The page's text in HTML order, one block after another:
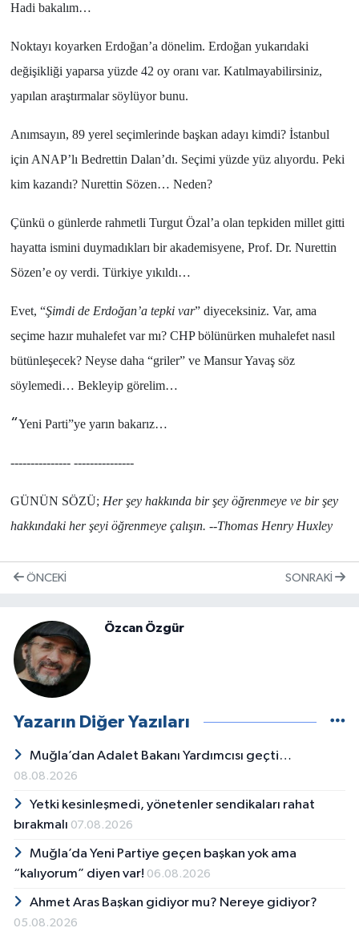
Hadi bakalım…
Noktayı koyarken Erdoğan’a dönelim. Erdoğan yukarıdaki
değişikliği yaparsa yüzde 42 oy oranı var. Katılmayabilirsiniz,
yapılan araştırmalar söylüyor bunu.
Anımsayın, 89 yerel seçimlerindebaşkan adayı kimdi? İstanbul
için ANAP’lı Bedrettin Dalan’dı. Seçimi yüzde yüz alıyordu. Peki
kim kazandı? Nurettin Sözen… Neden?
Çünkü o günlerde rahmetli Turgut Özal’a olan tepkiden millet gitti
hayatta ismini duymadıkları bir akademisyene, Prof. Dr. Nurettin
Sözen’e oy verdi. Türkiyeyıkıldı…
Evet, “Şimdi de Erdoğan’a tepki var” diyeceksiniz. Var, ama
seçime hazır muhalefet var mı? CHPbölünürken muhalefet nasıl
bütünleşecek? Neyse daha “griler” ve Mansur Yavaşsöz
söylemedi… Bekleyip görelim…
“Yeni Parti”ye yarın bakarız…
--------------- ---------------
GÜNÜN SÖZÜ; Her şey hakkında bir şey öğrenmeye ve bir şey
hakkındaki her şeyi öğrenmeye çalışın. --Thomas Henry Huxley
ÖNCEKI SONRAKI
Özcan Özgür
Yazarın Diğer Yazıları
Muğla’dan Adalet Bakanı Yardımcısı geçti…
08.08.2026
Yetki kesinleşmedi, yönetenler sendikaları rahat
bırakmalı 07.08.2026
Muğla’da Yeni Partiye geçen başkan yok ama
“kalıyorum” diyen var! 06.08.2026
Ahmet Aras Başkan gidiyor mu? Nereye gidiyor?
05.08.2026